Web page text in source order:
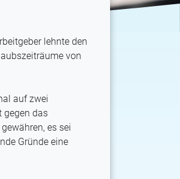
lehnte den
von
auf zwei
gegen das
es sei
Gründe eine